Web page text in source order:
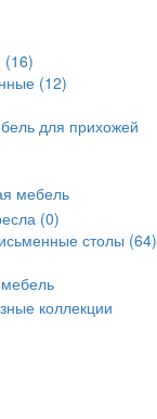
(16)
(12)
для прихожей
мебель
(0)
столы (64)
коллекции